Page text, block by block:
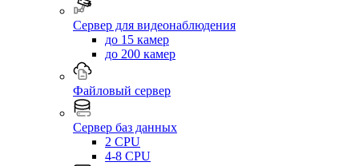
Сервер для видеонаблюдения
до 15 камер
до 200 камер
Файловый сервер
Сервер баз данных
2 CPU
4-8 CPU